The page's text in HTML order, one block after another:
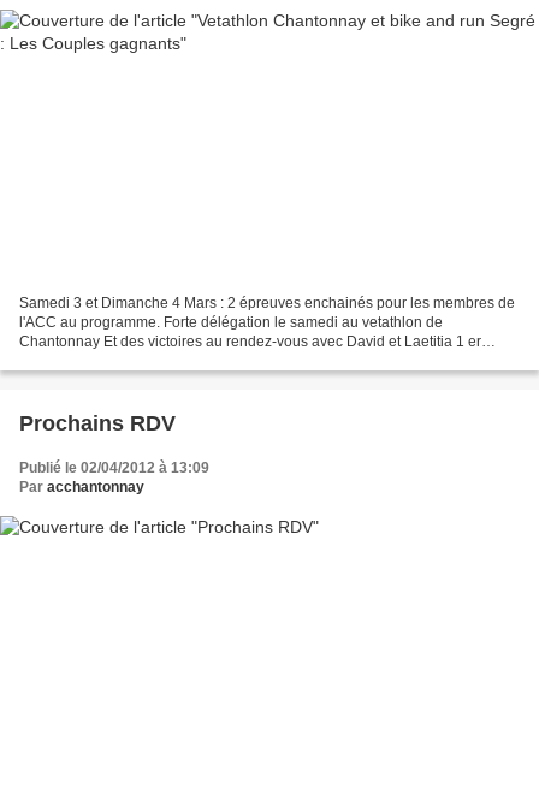
Samedi 3 et Dimanche 4 Mars : 2 épreuves enchainés pour les membres de
l'ACC au programme. Forte délégation le samedi au vetathlon de
Chantonnay Et des victoires au rendez-vous avec David et Laetitia 1 er
Prochains RDV
Publié le 02/04/2012 à 13:09
Par acchantonnay